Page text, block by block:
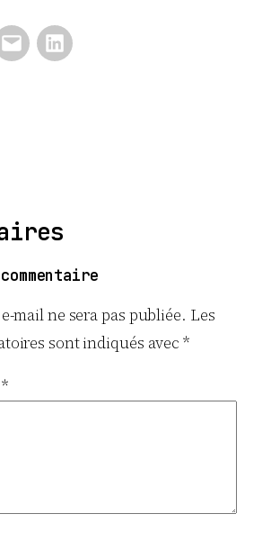
mail ne sera pas publiée. Les
sont indiqués avec*
*